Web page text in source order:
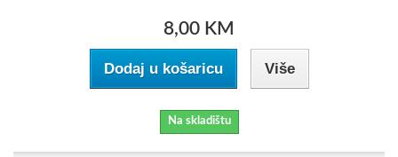
8,00 KM
Dodaj u košaricu Više
Na skladištu